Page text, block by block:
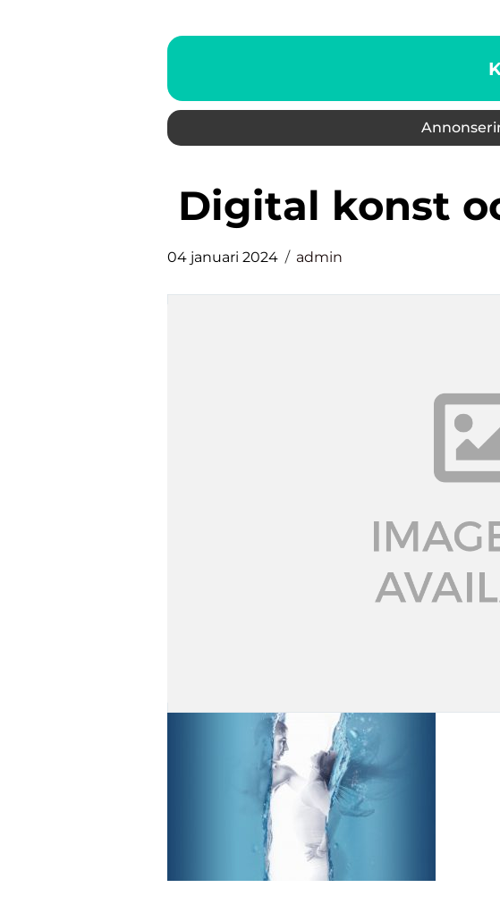
digital konst
04 januari 2024 admin